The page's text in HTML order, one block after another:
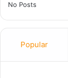
No Posts
Popular